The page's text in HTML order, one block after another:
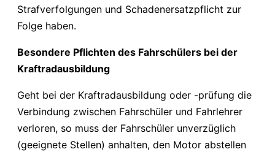
Strafverfolgungen und Schadenersatzpflicht zur
Folge haben.
Besondere Pflichten des Fahrschülers bei der
Kraftradausbildung
Geht bei der Kraftradausbildung oder -prüfung die
Verbindung zwischen Fahrschüler und Fahrlehrer
verloren, so muss der Fahrschüler unverzüglich
(geeignete Stellen) anhalten, den Motor abstellen